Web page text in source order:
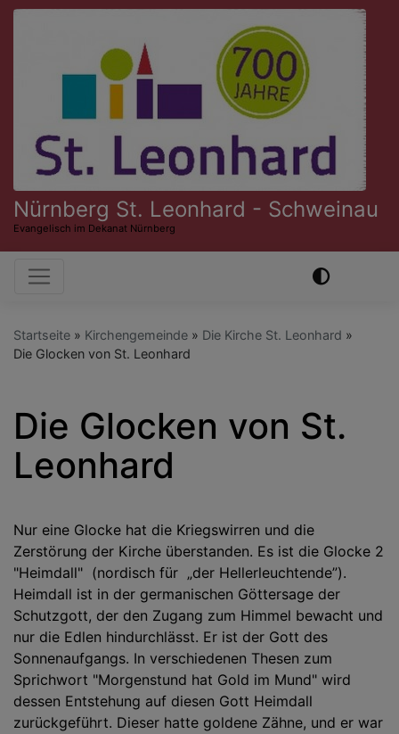
Direkt
Nürnberg St. Leonhard - Schweinau
Evangelisch im Dekanat Nürnberg
Hauptnavigation
Startseite Kirchengemeinde
Die Kirche St. Leonhard
Die Glocken von St. Leonhard
Die Glocken von St.
Leonhard
Nur eine Glocke hat die Kriegswirren und die
Zerstörung der Kirche überstanden. Es ist die Glocke 2
"Heimdall" (nordisch für „der Hellerleuchtende”).
Heimdall ist in der germanischen Göttersage der
Schutzgott, der den Zugang zum Himmel bewacht und
nur die Edlen hindurchlässt. Er ist der Gott des
Sonnenaufgangs. In verschiedenen Thesen zum
Sprichwort "Morgenstund hat Gold im Mund" wird
dessen Entstehung auf diesen Gott Heimdall
zurückgeführt. Dieser hatte goldene Zähne, und er war